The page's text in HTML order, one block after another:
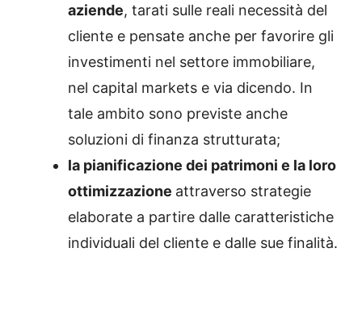
aziende, tarati sulle reali necessità del
cliente e pensate anche per favorire gli
investimenti nel settore immobiliare,
nel capital markets e via dicendo. In
tale ambito sono previste anche
soluzioni di finanza strutturata;
la pianificazione dei patrimoni e la loro
ottimizzazione attraverso strategie
elaborate a partire dalle caratteristiche
individuali del cliente e dalle sue finalità.